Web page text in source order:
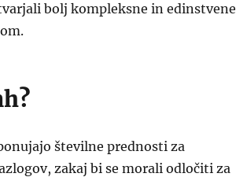
bolj kompleksne in edinstvene
številne prednosti za
zakaj bi se morali odločiti za